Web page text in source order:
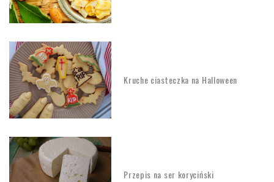
Kruche ciasteczka na Halloween
Przepis na ser koryciński